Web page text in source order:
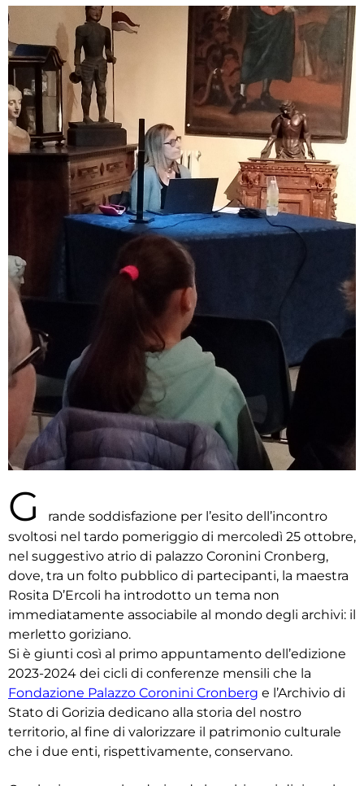
G
rande soddisfazione per l’esito dell’incontro
svoltosi nel tardo pomeriggio di mercoledì 25 ottobre,
nel suggestivo atrio di palazzo Coronini Cronberg,
dove, tra un folto pubblico di partecipanti, la maestra
Rosita D’Ercoli ha introdotto un tema non
immediatamente associabile al mondo degli archivi: il
merletto goriziano.
Si è giunti così al primo appuntamento dell’edizione
2023-2024 dei cicli di conferenze mensili che la
Fondazione Palazzo Coronini Cronberg e l’Archivio di
Stato di Gorizia dedicano alla storia del nostro
territorio, al fine di valorizzare il patrimonio culturale
che i due enti, rispettivamente, conservano.